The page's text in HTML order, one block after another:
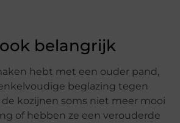
belangrijk
hebt met een ouder pand,
beglazing tegen
de kozijnen soms niet meer mooi
of hebben ze een verouderde